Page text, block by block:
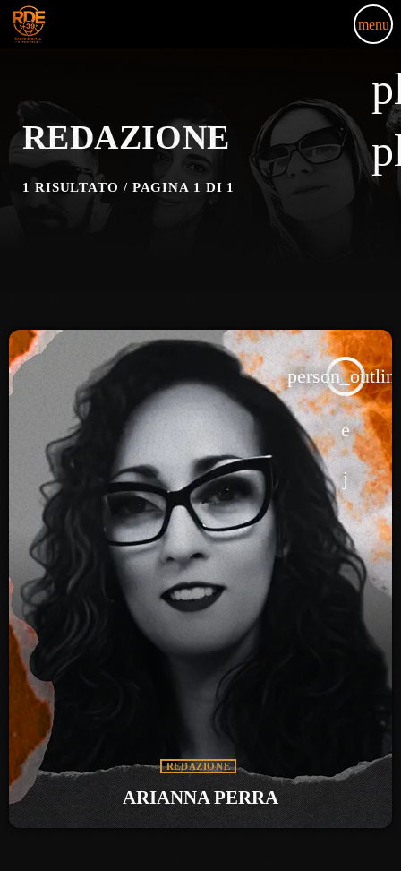
menu
REDAZIONE
1 RISULTATO / PAGINA 1 DI 1
REDAZIONE
ARIANNA PERRA